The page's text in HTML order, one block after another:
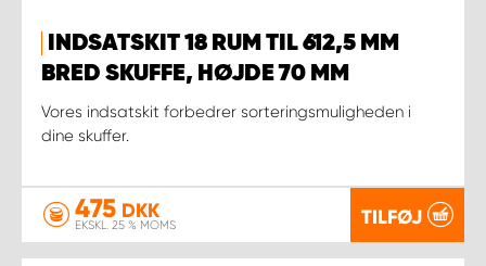
INDSATSKIT 18 RUM TIL 612,5 MM
BRED SKUFFE, HØJDE 70 MM
Vores indsatskit forbedrer sorteringsmuligheden i
dine skuffer.
475 DKK
EKSKL. 25 % MOMS TILFØJ